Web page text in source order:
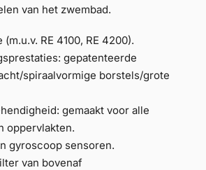
van het zwembad.
RE 4100, RE 4200).
gepatenteerde
spiraalvormige borstels/grote
gemaakt voor alle
oppervlakten.
gyroscoop sensoren.
van bovenaf